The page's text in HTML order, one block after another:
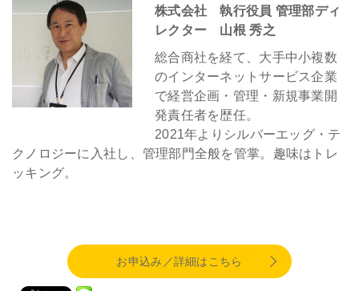
株式会社 執行役員 管理部ディ
レクター 山根 秀之
総合商社を経て、大手中小複数
のインターネットサービス企業
で経営企画・管理・新規事業開
発責任者を歴任。
2021年よりシルバーエッグ・テ
クノロジーに入社し、管理部門全般を管掌。趣味はトレ
ッキング。
お申込み／詳細はこちら